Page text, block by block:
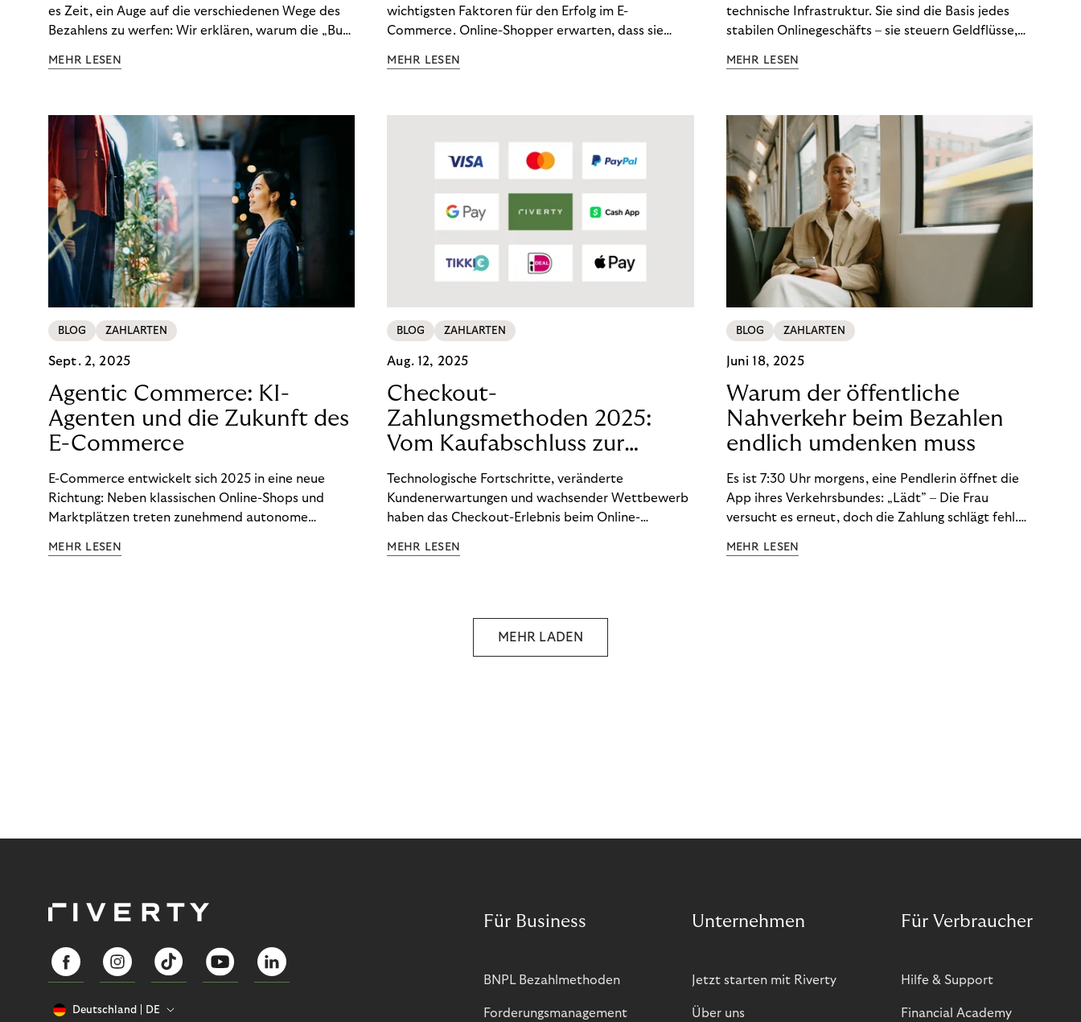
es Zeit, ein Auge auf die verschiedenen Wege des
Bezahlens zu werfen: Wir erklären, warum die „Buy
Repertoire nicht fehlen darf und wie Sie anhand
MEHR LESEN
wichtigsten Faktoren für den Erfolg im E-
Commerce. Online-Shopper erwarten, dass sie
bezahlen – ob sofort, später oder in Raten.
Bezahlprozesse zu modernisieren.
MEHR LESEN
technische Infrastruktur. Sie sind die Basis jedes
stabilen Onlinegeschäfts – sie steuern Geldflüsse,
verlässlich eine Marke wahrgenommen wird. Ein
Partnern entlang der gesamten
Wertschöpfungskette.
MEHR LESEN
BLOG ZAHLARTEN
Sept. 2, 2025
Agentic Commerce: KI-
Agenten und die Zukunft des
E-Commerce
E-Commerce entwickelt sich 2025 in eine neue
Richtung: Neben klassischen Online-Shops und
Marktplätzen treten zunehmend autonome
Pilotprojekten und Strategiepapiere. Diese
MEHR LESEN
BLOG ZAHLARTEN
Aug. 12, 2025
Checkout-
Zahlungsmethoden 2025:
Vom Kaufabschluss zur
Kundenbindung mit BNPL
Technologische Fortschritte, veränderte
Kundenerwartungen und wachsender Wettbewerb
haben das Checkout-Erlebnis beim Online-
verändert. 2025 ist der Checkout nicht das Ende –
verlieren mehr als Umsätze: Sie verlieren
MEHR LESEN
BLOG ZAHLARTEN
Juni 18, 2025
Warum der öffentliche
Nahverkehr beim Bezahlen
endlich umdenken muss
Es ist 7:30 Uhr morgens, eine Pendlerin öffnet die
App ihres Verkehrsbundes: „Lädt” – Die Frau
versucht es erneut, doch die Zahlung schlägt fehl.
sich täglich im deutschen Nahverkehr ab. Während
MEHR LESEN
MEHR LADEN
Deutschland DE
Für Business
BNPL Bezahlmethoden
Forderungsmanagement
Unternehmen
Jetzt starten mit Riverty
Über uns
Für Verbraucher
Hilfe & Support
Financial Academy